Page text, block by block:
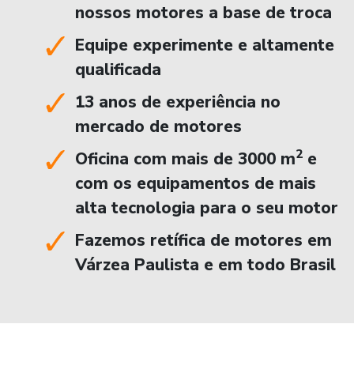
nossos motores a base de troca
Equipe experimente e altamente
qualificada
13 anos de experiência no
mercado de motores
Oficina com mais de 3000 m2 e
com os equipamentos de mais
alta tecnologia para o seu motor
Fazemos retífica de motores em
Várzea Paulista e em todo Brasil